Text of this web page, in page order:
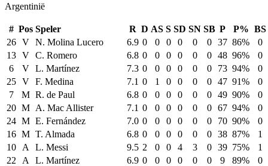
Argentinië
# Pos Speler R D AS S SD SN SB P P% BS
26 V N. Molina Lucero 6.9 0 0 0 0 0 0 37 86%
0
13 V C. Romero 6.8 0 0 0 0 0 0 48 96%
0
6
V L. Martínez 7.3 0 0 0 0 0 0 73 94%
0
25 V F. Medina 7.1 0 1 0 0 0 0 47 91%
0
7
M R. de Paul 6.8 0 0 0 0 0 0 49 90%
0
20 M A. Mac Allister 7.1 0 0 0 0 0 0 67 94%
0
24 M E. Fernández 7.0 0 0 0 0 0 0 70 90%
0
16 M T. Almada 6.8 0 0 0 0 0 0 38 87%
1
10
A L. Messi 9.5 2 0 0 4 3 0 39 75%
1
22
A L. Martínez 6.9 0 0 0 0 0 0 9 89%
0